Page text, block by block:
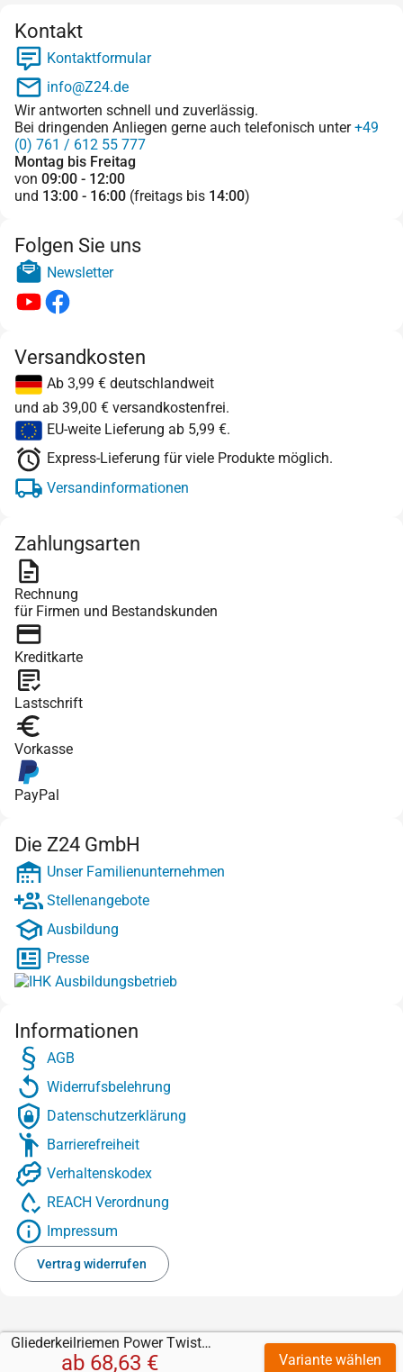
Gliederkeilriemen Power Twist Plus
ab 68,63 € Variante wählen
Kontakt
Kontaktformular
info@Z24.de
Wir antworten schnell und zuverlässig.
Bei dringenden Anliegen gerne auch telefonisch unter+49
(0) 761 / 612 55 777
Montag bis Freitag
von 09:00 - 12:00
und 13:00 - 16:00 (freitags bis 14:00)
Folgen Sie uns
Newsletter
Versandkosten
Ab 3,99 € deutschlandweit
und ab 39,00 € versandkostenfrei.
EU-weite Lieferung ab 5,99 €.
Express-Lieferung für viele Produkte möglich.
Versandinformationen
Zahlungsarten
Rechnung
für Firmen und Bestandskunden
Kreditkarte
Lastschrift
Vorkasse
PayPal
Die Z24 GmbH
Unser Familienunternehmen
Stellenangebote
Ausbildung
Presse
Informationen
AGB
Widerrufsbelehrung
Datenschutzerklärung
Barrierefreiheit
Verhaltenskodex
REACH Verordnung
Impressum
Vertrag widerrufen